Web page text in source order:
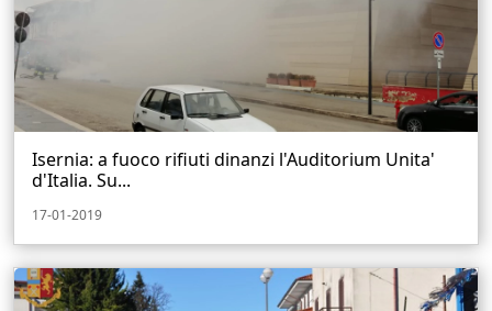
Isernia: a fuoco rifiuti dinanzi l'Auditorium Unita'
d'Italia. Su...
17-01-2019